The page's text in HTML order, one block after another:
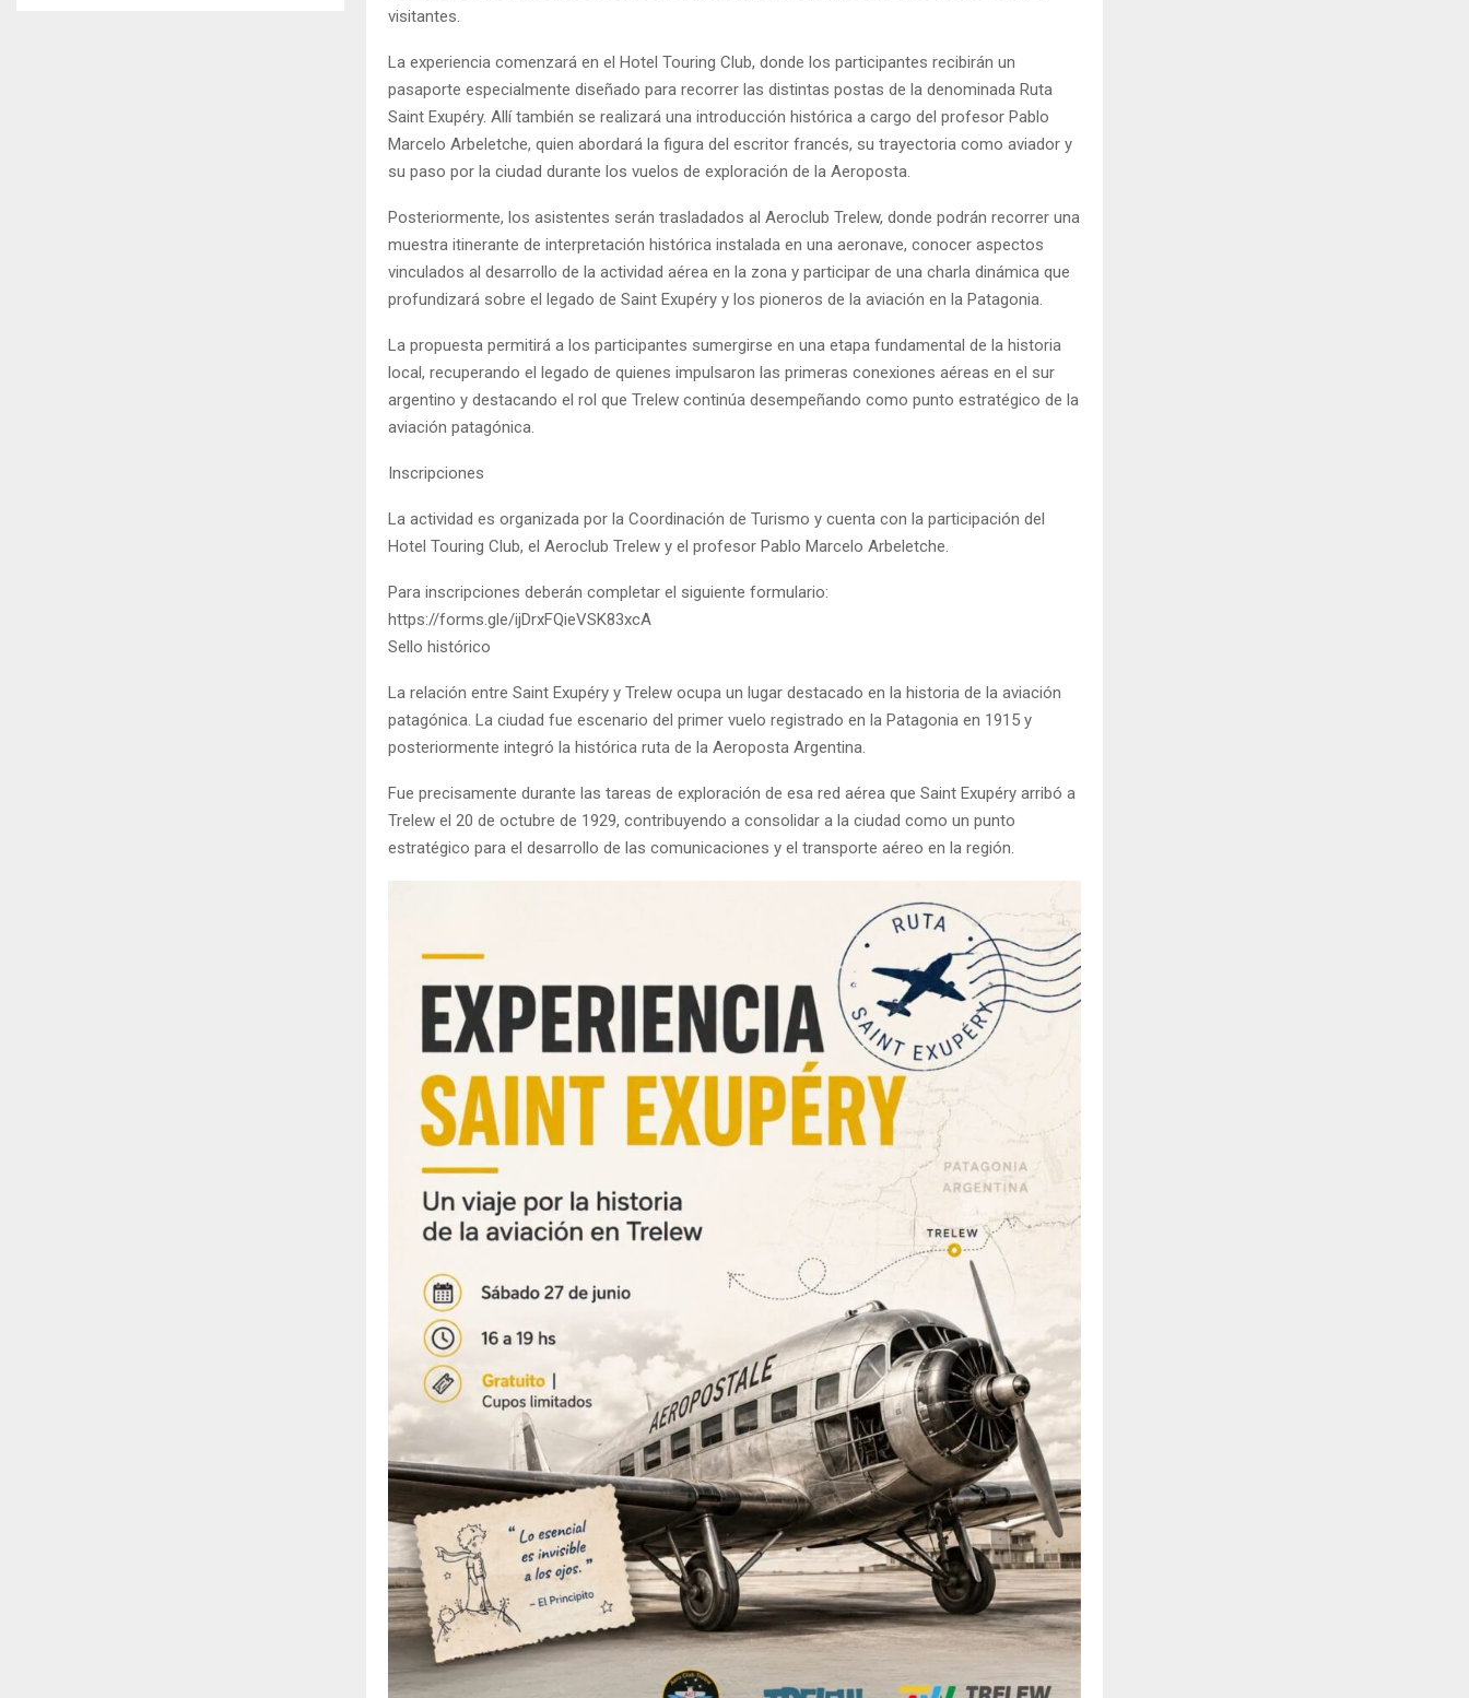
visitantes.
La experiencia comenzará en el Hotel Touring Club, donde los participantes recibirán un
pasaporte especialmente diseñado para recorrer las distintas postas de la denominada Ruta
Saint Exupéry. Allí también se realizará una introducción histórica a cargo del profesor Pablo
Marcelo Arbeletche, quien abordará la figura del escritor francés, su trayectoria como aviador y
su paso por la ciudad durante los vuelos de exploración de la Aeroposta.
Posteriormente, los asistentes serán trasladados al Aeroclub Trelew, donde podrán recorrer una
muestra itinerante de interpretación histórica instalada en una aeronave, conocer aspectos
vinculados al desarrollo de la actividad aérea en la zona y participar de una charla dinámica que
profundizará sobre el legado de Saint Exupéry y los pioneros de la aviación en la Patagonia.
La propuesta permitirá a los participantes sumergirse en una etapa fundamental de la historia
local, recuperando el legado de quienes impulsaron las primeras conexiones aéreas en el sur
argentino y destacando el rol que Trelew continúa desempeñando como punto estratégico de la
aviación patagónica.
Inscripciones
La actividad es organizada por la Coordinación de Turismo y cuenta con la participación del
Hotel Touring Club, el Aeroclub Trelew y el profesor Pablo Marcelo Arbeletche.
Para inscripciones deberán completar el siguiente formulario:
https://forms.gle/ijDrxFQieVSK83xcA
Sello histórico
La relación entre Saint Exupéry y Trelew ocupa un lugar destacado en la historia de la aviación
patagónica. La ciudad fue escenario del primer vuelo registrado en la Patagonia en 1915 y
posteriormente integró la histórica ruta de la Aeroposta Argentina.
Fue precisamente durante las tareas de exploración de esa red aérea que Saint Exupéry arribó a
Trelew el 20 de octubre de 1929, contribuyendo a consolidar a la ciudad como un punto
estratégico para el desarrollo de las comunicaciones y el transporte aéreo en la región.